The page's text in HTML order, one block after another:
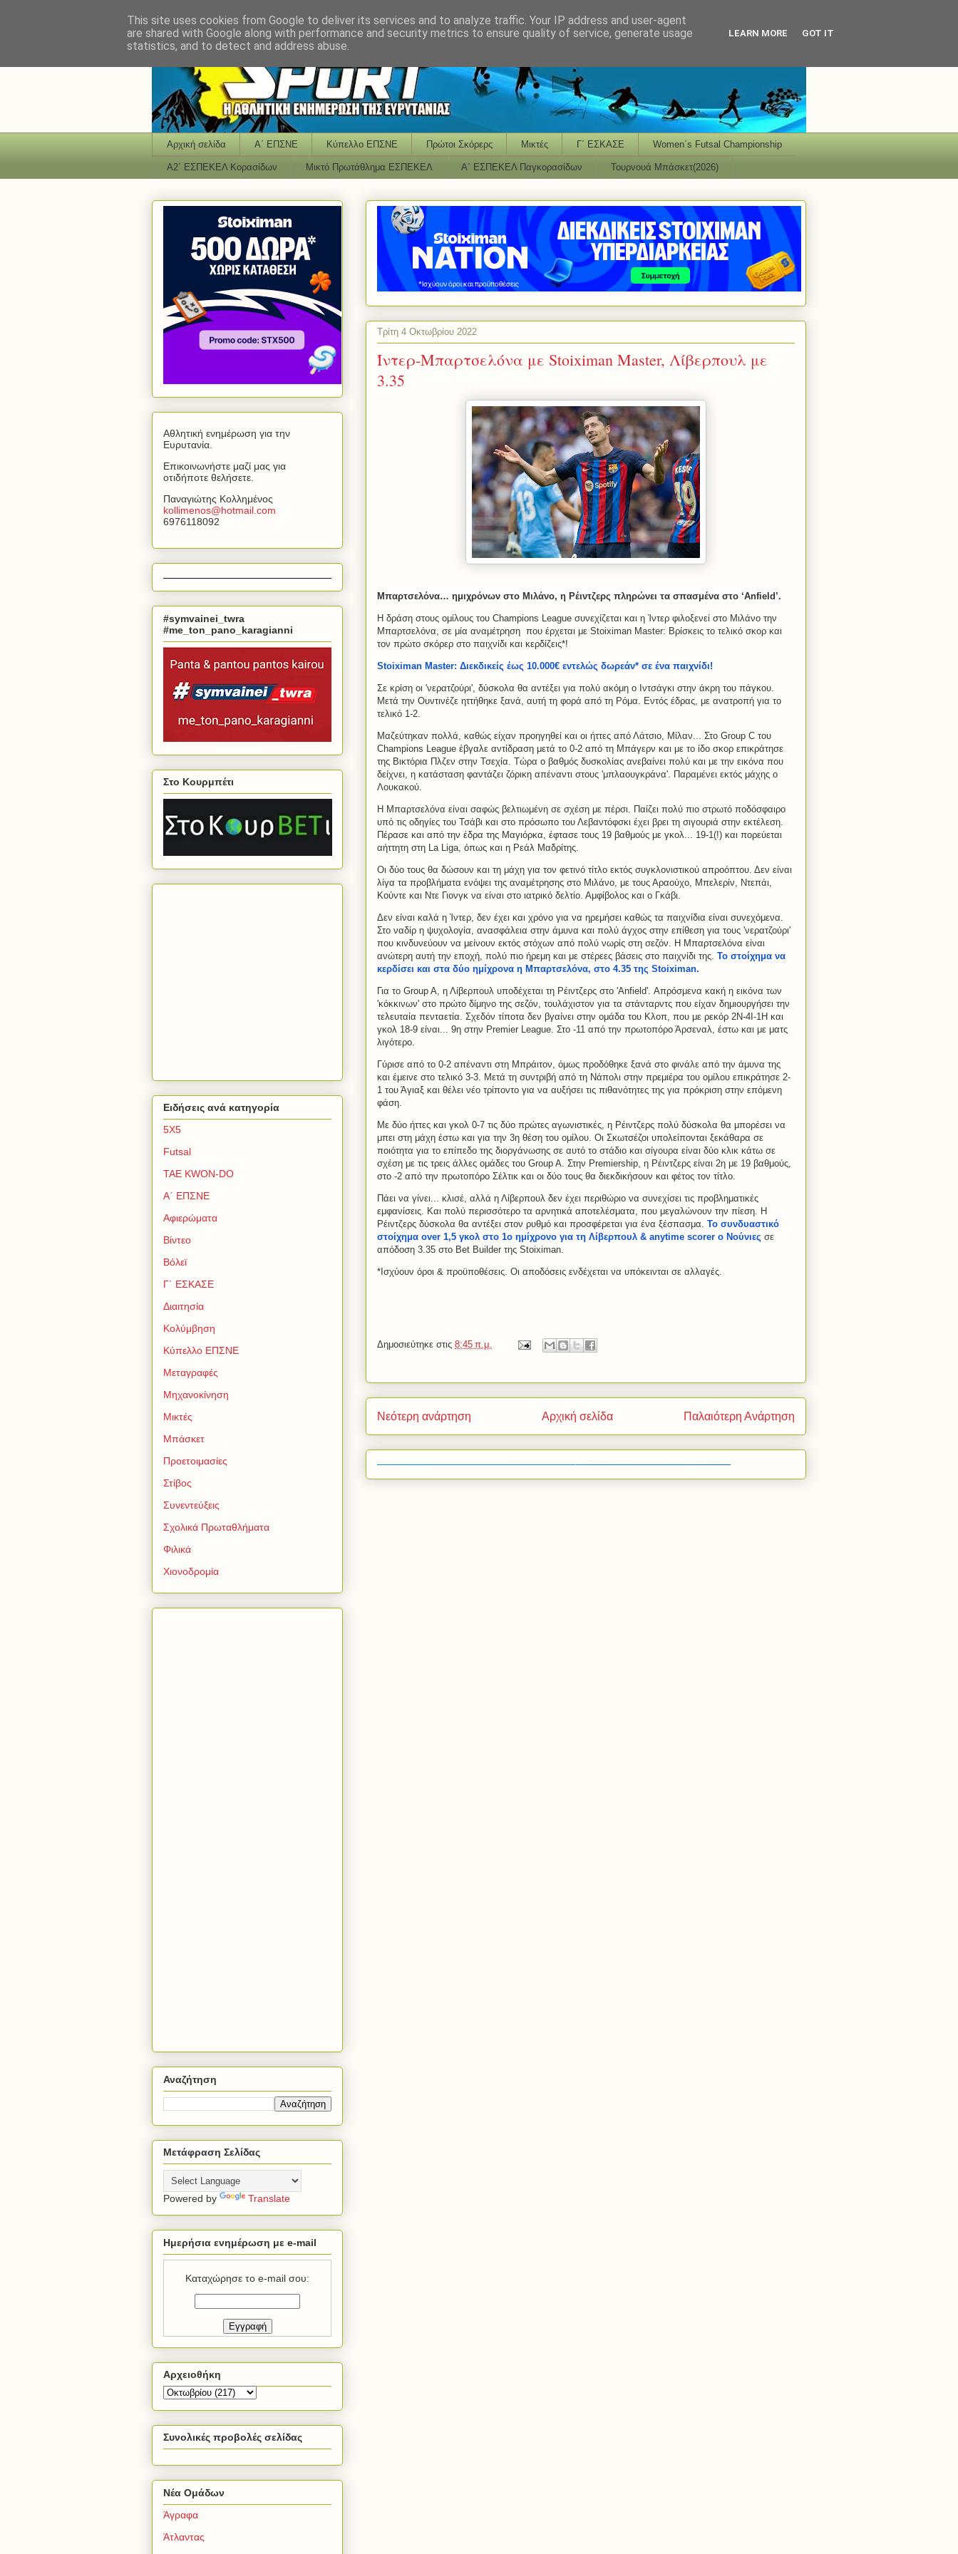
Αρχική σελίδα Α΄ ΕΠΣΝΕ Κύπελλο ΕΠΣΝΕ Πρώτοι Σκόρερς Μικτές Γ΄ ΕΣΚΑΣΕ Women΄s Futsal Championship
Α2΄ ΕΣΠΕΚΕΛ Κορασίδων Μικτό Πρωτάθλημα ΕΣΠΕΚΕΛ Α΄ ΕΣΠΕΚΕΛ Παγκορασίδων Τουρνουά Μπάσκετ(2026)
Τρίτη 4 Οκτωβρίου 2022
Ίντερ-Μπαρτσελόνα με Stoiximan Master, Λίβερπουλ με
3.35
Μπαρτσελόνα… ημιχρόνων στο Μιλάνο, η Ρέιντζερς πληρώνει τα σπασμένα στο ‘Anfield’.
Η δράση στους ομίλους του Champions League συνεχίζεται και η Ίντερ φιλοξενεί στο Μιλάνο την
Μπαρτσελόνα, σε μία αναμέτρηση που έρχεται με Stoiximan Master: Βρίσκεις το τελικό σκορ και
τον πρώτο σκόρερ στο παιχνίδι και κερδίζεις*!
Stoiximan Master: Διεκδικείς έως 10.000€ εντελώς δωρεάν* σε ένα παιχνίδι!
Σε κρίση οι 'νερατζούρι', δύσκολα θα αντέξει για πολύ ακόμη ο Ιντσάγκι στην άκρη του πάγκου.
Μετά την Ουντινέζε ηττήθηκε ξανά, αυτή τη φορά από τη Ρόμα. Εντός έδρας, με ανατροπή για το
τελικό 1-2.
Μαζεύτηκαν πολλά, καθώς είχαν προηγηθεί και οι ήττες από Λάτσιο, Μίλαν... Στο Group C του
Champions League έβγαλε αντίδραση μετά το 0-2 από τη Μπάγερν και με το ίδο σκορ επικράτησε
της Βικτόρια Πλζεν στην Τσεχία. Τώρα ο βαθμός δυσκολίας ανεβαίνει πολύ και με την εικόνα που
δείχνει, η κατάσταση φαντάζει ζόρικη απέναντι στους 'μπλαουγκράνα'. Παραμένει εκτός μάχης ο
Λουκακού.
Η Μπαρτσελόνα είναι σαφώς βελτιωμένη σε σχέση με πέρσι. Παίζει πολύ πιο στρωτό ποδόσφαιρο
υπό τις οδηγίες του Τσάβι και στο πρόσωπο του Λεβαντόφσκι έχει βρει τη σιγουριά στην εκτέλεση.
Πέρασε και από την έδρα της Μαγιόρκα, έφτασε τους 19 βαθμούς με γκολ... 19-1(!) και πορεύεται
αήττητη στη La Liga, όπως και η Ρεάλ Μαδρίτης.
Οι δύο τους θα δώσουν και τη μάχη για τον φετινό τίτλο εκτός συγκλονιστικού απροόπτου. Δεν είναι
λίγα τα προβλήματα ενόψει της αναμέτρησης στο Μιλάνο, με τους Αραούχο, Μπελερίν, Ντεπάι,
Κούντε και Ντε Γιονγκ να είναι στο ιατρικό δελτίο. Αμφίβολος και ο Γκάβι.
Δεν είναι καλά η Ίντερ, δεν έχει και χρόνο για να ηρεμήσει καθώς τα παιχνίδια είναι συνεχόμενα.
Στο ναδίρ η ψυχολογία, ανασφάλεια στην άμυνα και πολύ άγχος στην επίθεση για τους 'νερατζούρι'
που κινδυνεύουν να μείνουν εκτός στόχων από πολύ νωρίς στη σεζόν. Η Μπαρτσελόνα είναι
ανώτερη αυτή την εποχή, πολύ πιο ήρεμη και με στέρεες βάσεις στο παιχνίδι της. Το στοίχημα να
κερδίσει και στα δύο ημίχρονα η Μπαρτσελόνα, στο 4.35 της Stoiximan.
Για το Group A, η Λίβερπουλ υποδέχεται τη Ρέιντζερς στο 'Anfield'. Απρόσμενα κακή η εικόνα των
'κόκκινων' στο πρώτο δίμηνο της σεζόν, τουλάχιστον για τα στάνταρντς που είχαν δημιουργήσει την
τελευταία πενταετία. Σχεδόν τίποτα δεν βγαίνει στην ομάδα του Κλοπ, που με ρεκόρ 2Ν-4Ι-1Η και
γκολ 18-9 είναι... 9η στην Premier League. Στο -11 από την πρωτοπόρο Άρσεναλ, έστω και με ματς
λιγότερο.
Γύρισε από το 0-2 απέναντι στη Μπράιτον, όμως προδόθηκε ξανά στο φινάλε από την άμυνα της
και έμεινε στο τελικό 3-3. Μετά τη συντριβή από τη Νάπολι στην πρεμιέρα του ομίλου επικράτησε 2-
1 του Άγιαξ και θέλει νέο τρίποντο για να αυξήσει τις πιθανότητες της για πρόκριση στην επόμενη
φάση.
Με δύο ήττες και γκολ 0-7 τις δύο πρώτες αγωνιστικές, η Ρέιντζερς πολύ δύσκολα θα μπορέσει να
μπει στη μάχη έστω και για την 3η θέση του ομίλου. Οι Σκωτσέζοι υπολείπονται ξεκάθαρα σε
ποιότητα για το επίπεδο της διοργάνωσης σε αυτό το στάδιο και σίγουρα είναι δύο κλικ κάτω σε
σχέση με τις τρεις άλλες ομάδες του Group A. Στην Premiership, η Ρέιντζερς είναι 2η με 19 βαθμούς,
στο -2 από την πρωτοπόρο Σέλτικ και οι δύο τους θα διεκδικήσουν και φέτος τον τίτλο.
Πάει να γίνει... κλισέ, αλλά η Λίβερπουλ δεν έχει περιθώριο να συνεχίσει τις προβληματικές
εμφανίσεις. Και πολύ περισσότερο τα αρνητικά αποτελέσματα, που μεγαλώνουν την πίεση. Η
Ρέιντζερς δύσκολα θα αντέξει στον ρυθμό και προσφέρεται για ένα ξέσπασμα. Το συνδυαστικό
στοίχημα over 1,5 γκολ στο 1ο ημίχρονο για τη Λίβερπουλ & anytime scorer o Νούνιες σε
απόδοση 3.35 στο Bet Builder της Stoiximan.
*Ισχύουν όροι & προϋποθέσεις. Οι αποδόσεις ενδέχεται να υπόκεινται σε αλλαγές.
Δημοσιεύτηκε στις 8:45 π.μ.
Νεότερη ανάρτηση Παλαιότερη Ανάρτηση
Αρχική σελίδα
Αθλητική ενημέρωση για την
Ευρυτανία.
Επικοινωνήστε μαζί μας για
οτιδήποτε θελήσετε.
Παναγιώτης Κολλημένος
kollimenos@hotmail com
6976118092
#symvainei_twra
#me_ton_pano_karagianni
Στο Κουρμπέτι
Ειδήσεις ανά κατηγορία
5Χ5
Futsal
TAE KWON-DO
Α΄ ΕΠΣΝΕ
Αφιερώματα
Βίντεο
Βόλεϊ
Γ΄ ΕΣΚΑΣΕ
Διαιτησία
Κολύμβηση
Κύπελλο ΕΠΣΝΕ
Μεταγραφές
Μηχανοκίνηση
Μικτές
Μπάσκετ
Προετοιμασίες
Στίβος
Συνεντεύξεις
Σχολικά Πρωταθλήματα
Φιλικά
Χιονοδρομία
Αναζήτηση
Μετάφραση Σελίδας
Powered by Translate
Ημερήσια ενημέρωση με e-mail
Καταχώρησε το e-mail σου:
Αρχειοθήκη
Συνολικές προβολές σελίδας
Νέα Ομάδων
Άγραφα
Άτλαντας
This site uses cookies from Google to deliver its services and to analyze traffic. Your IP address and user-agent
are shared with Google along with performance and security metrics to ensure quality of service, generate usage
statistics, and to detect and address abuse.
LEARN MORE GOT IT